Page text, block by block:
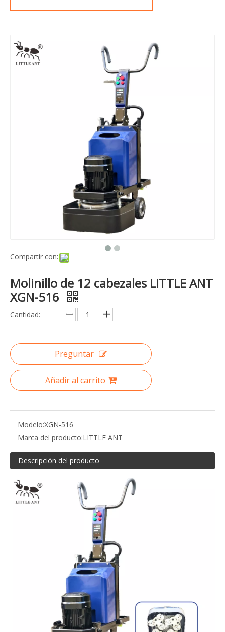
Compartir con:
Molinillo de 12 cabezales LITTLE ANT
XGN-516
Cantidad:
Preguntar
Añadir al carrito
Modelo:XGN-516
Marca del producto:LITTLE ANT
Descripción del producto